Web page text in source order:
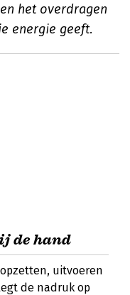
het overdragen
energie geeft.
de hand
uitvoeren
de nadruk op